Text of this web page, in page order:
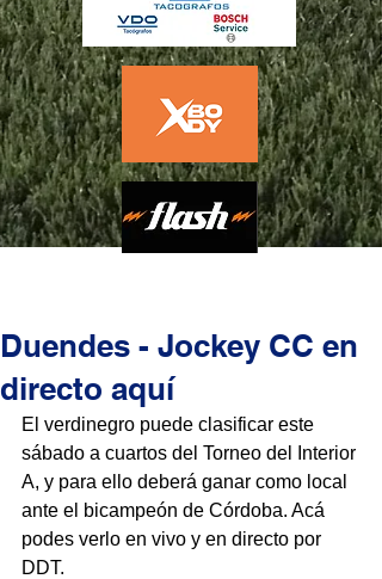
Duendes - Jockey CC en
directo aquí
El verdinegro puede clasificar este
sábado a cuartos del Torneo del Interior
A, y para ello deberá ganar como local
ante el bicampeón de Córdoba. Acá
podes verlo en vivo y en directo por
DDT.